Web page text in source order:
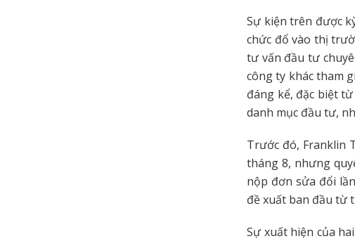
Sự kiện trên được
chức đổ vào thị
tư vấn đầu tư
công ty khác tham
đáng kể, đặc biệt
danh mục đầu tư,
Trước đó, Franklin
tháng 8, nhưng
nộp đơn sửa đổi
đề xuất ban đầu từ
Sự xuất hiện của